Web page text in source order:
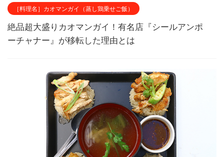
［料理名］カオマンガイ（蒸し鶏乗せご飯）
絶品超大盛りカオマンガイ！有名店『シールアンポ
ーチャナー』が移転した理由とは